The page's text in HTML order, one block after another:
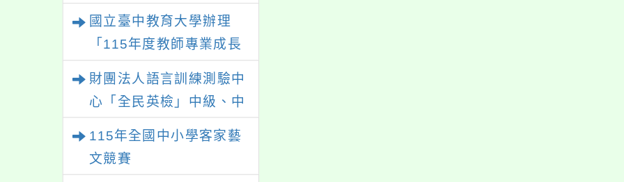
展的可能性」
國立臺中教育大學辦理
「115年度教師專業成長
財團法人語言訓練測驗中
心「全民英檢」中級、中
115年全國中小學客家藝
文競賽